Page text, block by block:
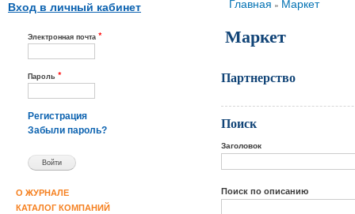
Вход в личный кабинет
Электронная почта *
Пароль *
Регистрация
Забыли пароль?
О ЖУРНАЛЕ
КАТАЛОГ КОМПАНИЙ
Вы здесь
Главная » Маркет
Маркет
Партнерство
Поиск
Заголовок
Поиск по описанию